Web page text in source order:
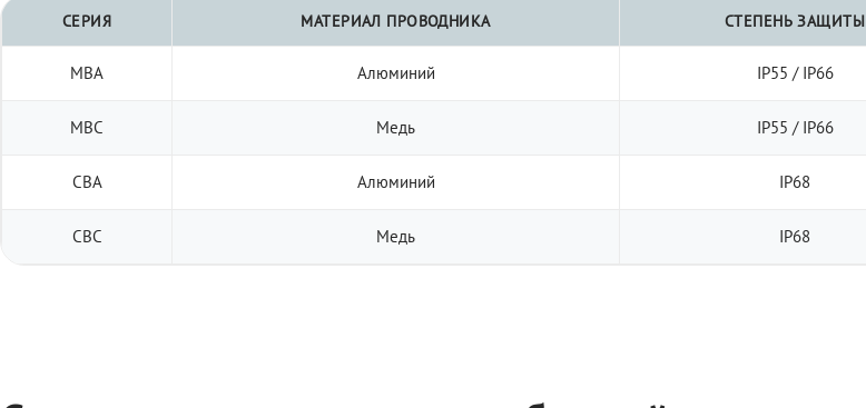
СЕРИЯ МАТЕРИАЛ ПРОВОДНИКА СТЕПЕНЬ ЗАЩИТЫ
МВА Алюминий IP55 / IP66
МВС Медь IP55 / IP66
СВА Алюминий IP68
СВС Медь IP68